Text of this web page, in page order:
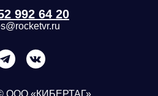
992 64 20
ООО «КИБЕРТАГ»